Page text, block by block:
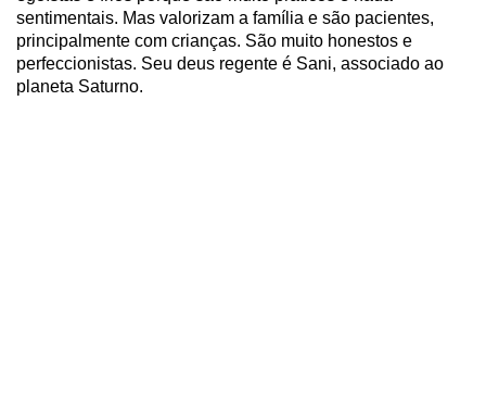
sentimentais. Mas valorizam a família e são pacientes,
principalmente com crianças. São muito honestos e
perfeccionistas. Seu deus regente é Sani, associado ao
planeta Saturno.